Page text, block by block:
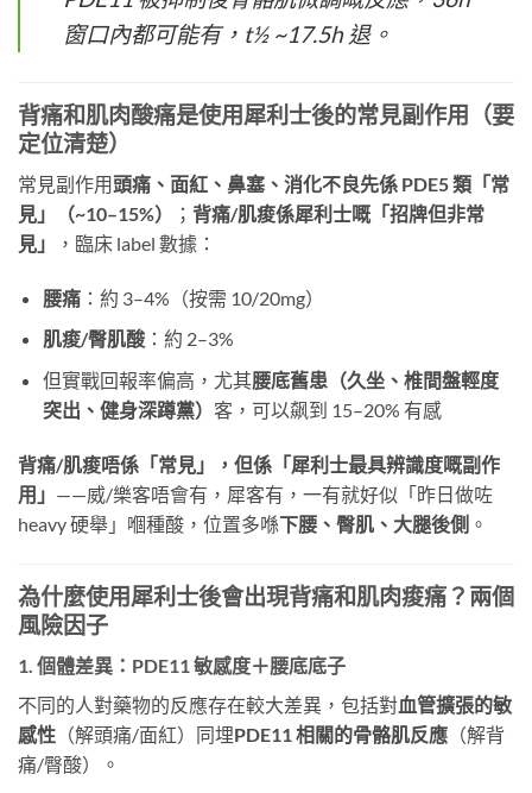
窗口內都可能有，t½ ~17.5h 退。
背痛和肌肉酸痛是使用犀利士後的常見副作用（要
定位清楚）
常見副作用頭痛、面紅、鼻塞、消化不良先係 PDE5 類「常
見」（~10–15%）
； 背痛/肌痠係犀利士嘅「招牌但非常
見」
，臨床 label 數據：
腰痛：約 3–4%（按需 10/20mg）
肌痠/臀肌酸：約 2–3%
但實戰回報率偏高，尤其腰底舊患（久坐、椎間盤輕度
突出、健身深蹲黨） 客，可以飙到 15–20% 有感
背痛/肌痠唔係「常見」，但係「犀利士最具辨識度嘅副作
用」 ——威/樂客唔會有，犀客有，一有就好似「昨日做咗
heavy 硬舉」嗰種酸，位置多喺下腰、臀肌、大腿後側 。
為什麼使用犀利士後會出現背痛和肌肉痠痛？兩個
風險因子
1. 個體差異：PDE11 敏感度＋腰底底子
不同的人對藥物的反應存在較大差異，包括對血管擴張的敏
感性 （解頭痛/面紅）同埋PDE11 相關的骨骼肌反應 （解背
痛/臀酸）。